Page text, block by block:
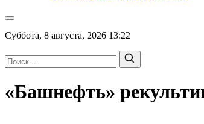
Суббота, 8 августа, 2026 13:22
«Башнефть»